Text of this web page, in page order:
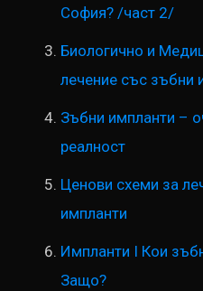
София? /част 2/
Биологично и
лечение със зъбни
Зъбни импланти –
реалност
Ценови схеми за
импланти
Импланти I Кои
Защо?